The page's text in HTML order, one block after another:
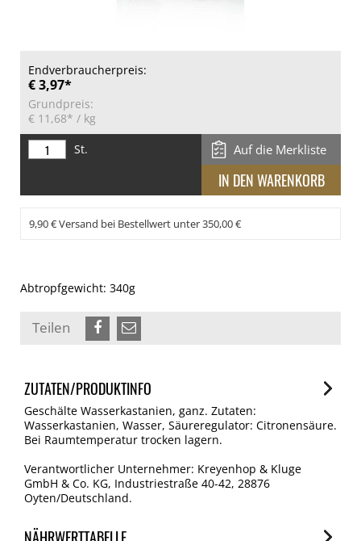
Endverbraucherpreis:
€ 3,97*
Grundpreis:
€ 11,68* / kg
St.
Auf die Merkliste
9,90 € Versand bei Bestellwert unter 350,00 €
Abtropfgewicht: 340g
Teilen
ZUTATEN/PRODUKTINFO
Geschälte Wasserkastanien, ganz. Zutaten:
Wasserkastanien, Wasser, Säureregulator: Citronensäure.
Bei Raumtemperatur trocken lagern.
Verantwortlicher Unternehmer: Kreyenhop & Kluge
GmbH & Co. KG, Industriestraße 40-42, 28876
Oyten/Deutschland.